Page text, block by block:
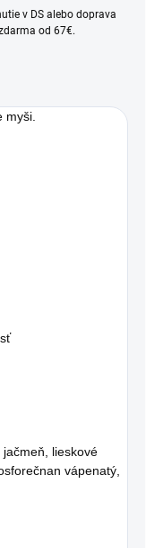
v DS alebo doprava
od 67€.
myši.
lieskové
vápenatý,